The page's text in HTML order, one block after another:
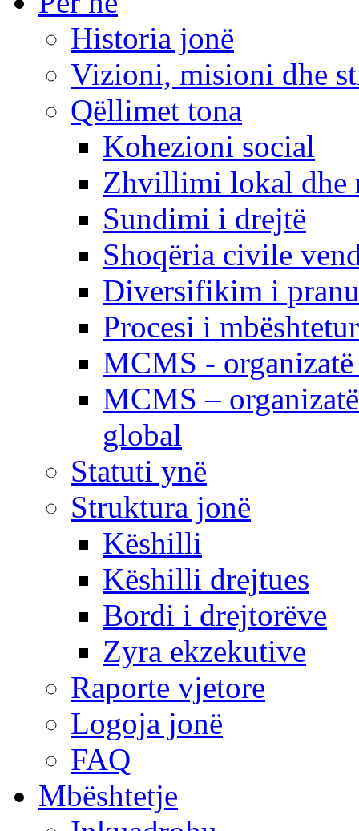
Historia jonë
Vizioni, misioni dhe
Qëllimet tona
Kohezioni social
Zhvillimi lokal dhe
Sundimi i drejtë
Shoqëria civile
Diversifikim i
Procesi i
MCMS -
MCMS –
global
Statuti ynë
Struktura jonë
Këshilli
Këshilli drejtues
Bordi i drejtorëve
Zyra ekzekutive
Raporte vjetore
Logoja jonë
FAQ
Mbështetje